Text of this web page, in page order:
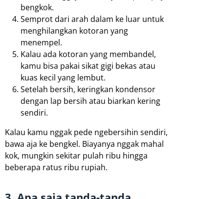
bengkok.
Semprot dari arah dalam ke luar untuk
menghilangkan kotoran yang
menempel.
Kalau ada kotoran yang membandel,
kamu bisa pakai sikat gigi bekas atau
kuas kecil yang lembut.
Setelah bersih, keringkan kondensor
dengan lap bersih atau biarkan kering
sendiri.
Kalau kamu nggak pede ngebersihin sendiri,
bawa aja ke bengkel. Biayanya nggak mahal
kok, mungkin sekitar pulah ribu hingga
beberapa ratus ribu rupiah.